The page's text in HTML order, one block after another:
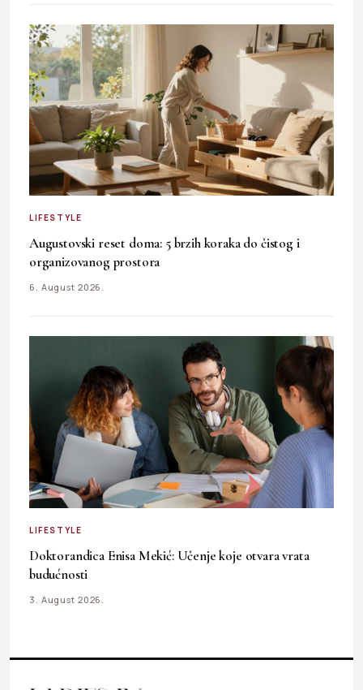
LIFESTYLE
Augustovski reset doma: 5 brzih koraka do čistog i
organizovanog prostora
6. August 2026.
LIFESTYLE
Doktorandica Enisa Mekić: Učenje koje otvara vrata
budućnosti
3. August 2026.